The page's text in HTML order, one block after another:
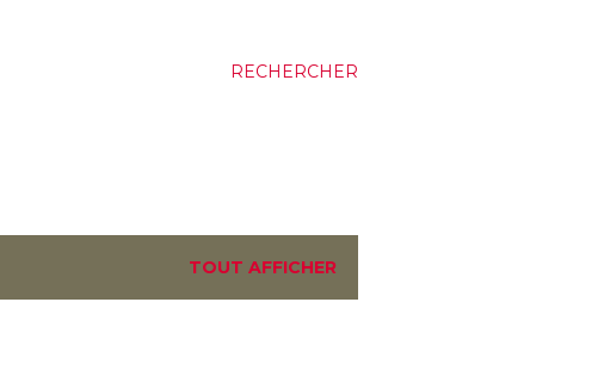
RECHERCHER
TOUT AFFICHER